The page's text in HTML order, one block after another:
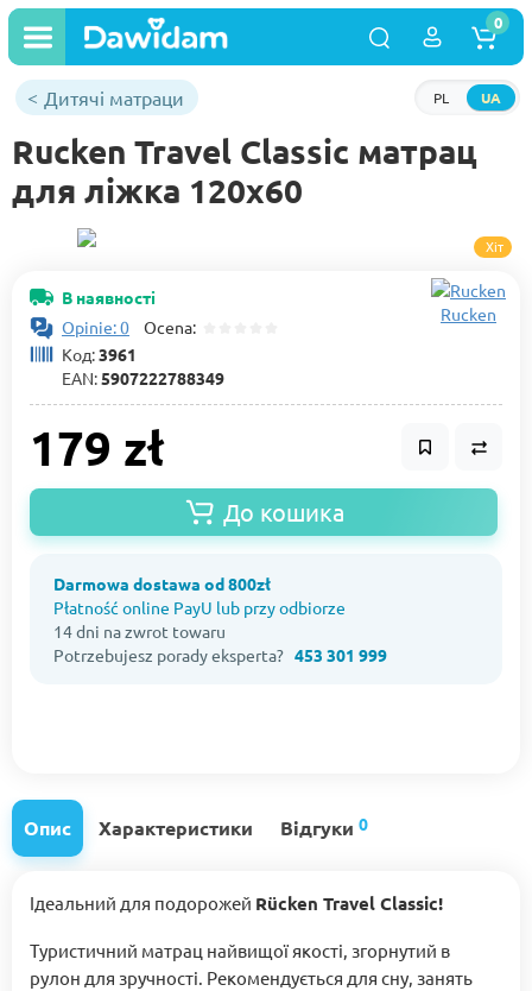
PL UA
0
Дитячі матраци
Rucken Travel Classic матрац
для ліжка 120x60
Хіт
В наявності
Opinie: 0 Ocena:
Код:3961
EAN:5907222788349
Rucken
179 zł
До кошика
Darmowa dostawa od 800zł
Płatność online PayU lub przy odbiorze
14 dni na zwrot towaru
Potrzebujesz porady eksperta? 453 301 999
Опис Характеристики Відгуки 0
Ідеальний для подорожей Rücken Travel Classic!
Туристичний матрац найвищої якості, згорнутий в
рулон для зручності. Рекомендується для сну, занять